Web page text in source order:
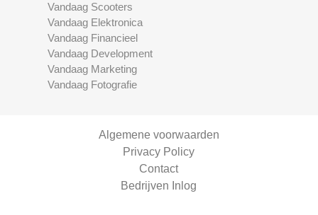
Vandaag Scooters
Vandaag Elektronica
Vandaag Financieel
Vandaag Development
Vandaag Marketing
Vandaag Fotografie
Algemene voorwaarden
Privacy Policy
Contact
Bedrijven Inlog